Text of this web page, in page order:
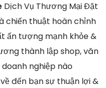
Dịch Vụ Thương Mại Đặt
chiến thuật hoàn chỉnh
ấn tượng mạnh khỏe &
thành lập shop, văn
nghiệp nào
đến bạn sự thuận lợi &